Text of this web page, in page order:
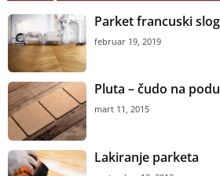
Parket francuski slog
februar 19, 2019
Pluta – čudo na
mart 11, 2015
Lakiranje parketa